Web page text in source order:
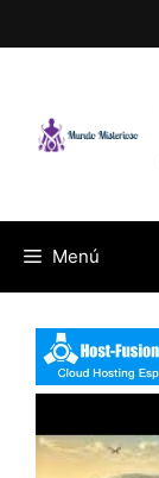
al
Menú